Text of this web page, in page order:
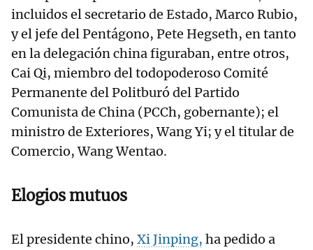
incluidos el secretario de Estado, Marco Rubio,
y el jefe del Pentágono, Pete Hegseth, en tanto
en la delegación china figuraban, entre otros,
Cai Qi, miembro del todopoderoso Comité
Permanente del Politburó del Partido
Comunista de China (PCCh, gobernante); el
ministro de Exteriores, Wang Yi; y el titular de
Comercio, Wang Wentao.
Elogios mutuos
El presidente chino, Xi Jinping, ha pedido a